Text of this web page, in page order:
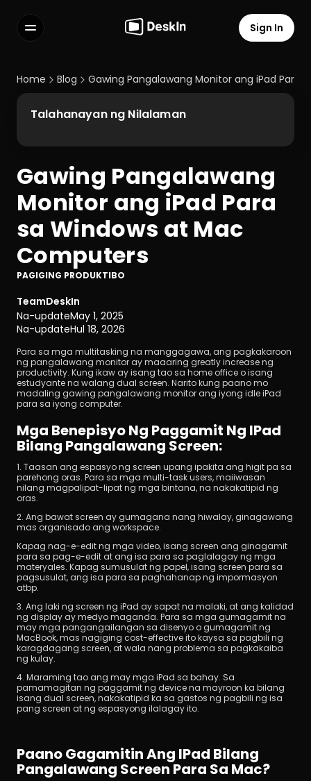
FAQs
Select Language
Terms of Service
Privacy Policy
Sign In
Home Blog Gawing Pangalawang Monitor ang iPad Para
Gawing Pangalawang
Monitor ang iPad Para
sa Windows at Mac
Computers
PAGIGING PRODUKTIBO
TeamDeskIn
Na-updateMay 1, 2025
Na-updateHul 18, 2026
Para sa mga multitasking na manggagawa, ang pagkakaroon
ng pangalawang monitor ay maaaring greatly increase ng
productivity. Kung ikaw ay isang tao sa home office o isang
estudyante na walang dual screen. Narito kung paano mo
madaling gawing pangalawang monitor ang iyong idle iPad
para sa iyong computer.
Mga Benepisyo Ng Paggamit Ng IPad
Bilang Pangalawang Screen:
1. Taasan ang espasyo ng screen upang ipakita ang higit pa sa
parehong oras. Para sa mga multi-task users, maiiwasan
nilang magpalipat-lipat ng mga bintana, na nakakatipid ng
oras.
2. Ang bawat screen ay gumagana nang hiwalay, ginagawang
mas organisado ang workspace.
Kapag nag-e-edit ng mga video, isang screen ang ginagamit
para sa pag-e-edit at ang isa para sa paglalagay ng mga
materyales. Kapag sumusulat ng papel, isang screen para sa
pagsusulat, ang isa para sa paghahanap ng impormasyon
atbp.
3. Ang laki ng screen ng iPad ay sapat na malaki, at ang kalidad
ng display ay medyo maganda. Para sa mga gumagamit na
may mga pangangailangan sa disenyo o gumagamit ng
MacBook, mas nagiging cost-effective ito kaysa sa pagbili ng
karagdagang screen, at wala nang problema sa pagkakaiba
ng kulay.
4. Maraming tao ang may mga iPad sa bahay. Sa
pamamagitan ng paggamit ng device na mayroon ka bilang
isang dual screen, nakakatipid ka sa gastos ng pagbili ng isa
pang screen at ng espasyong ilalagay ito.
Paano Gagamitin Ang IPad Bilang
Pangalawang Screen Para Sa Mac?
Talahanayan ng Nilalaman